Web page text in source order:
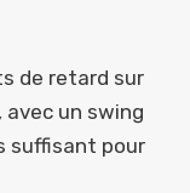
de retard sur
avec un swing
suffisant pour